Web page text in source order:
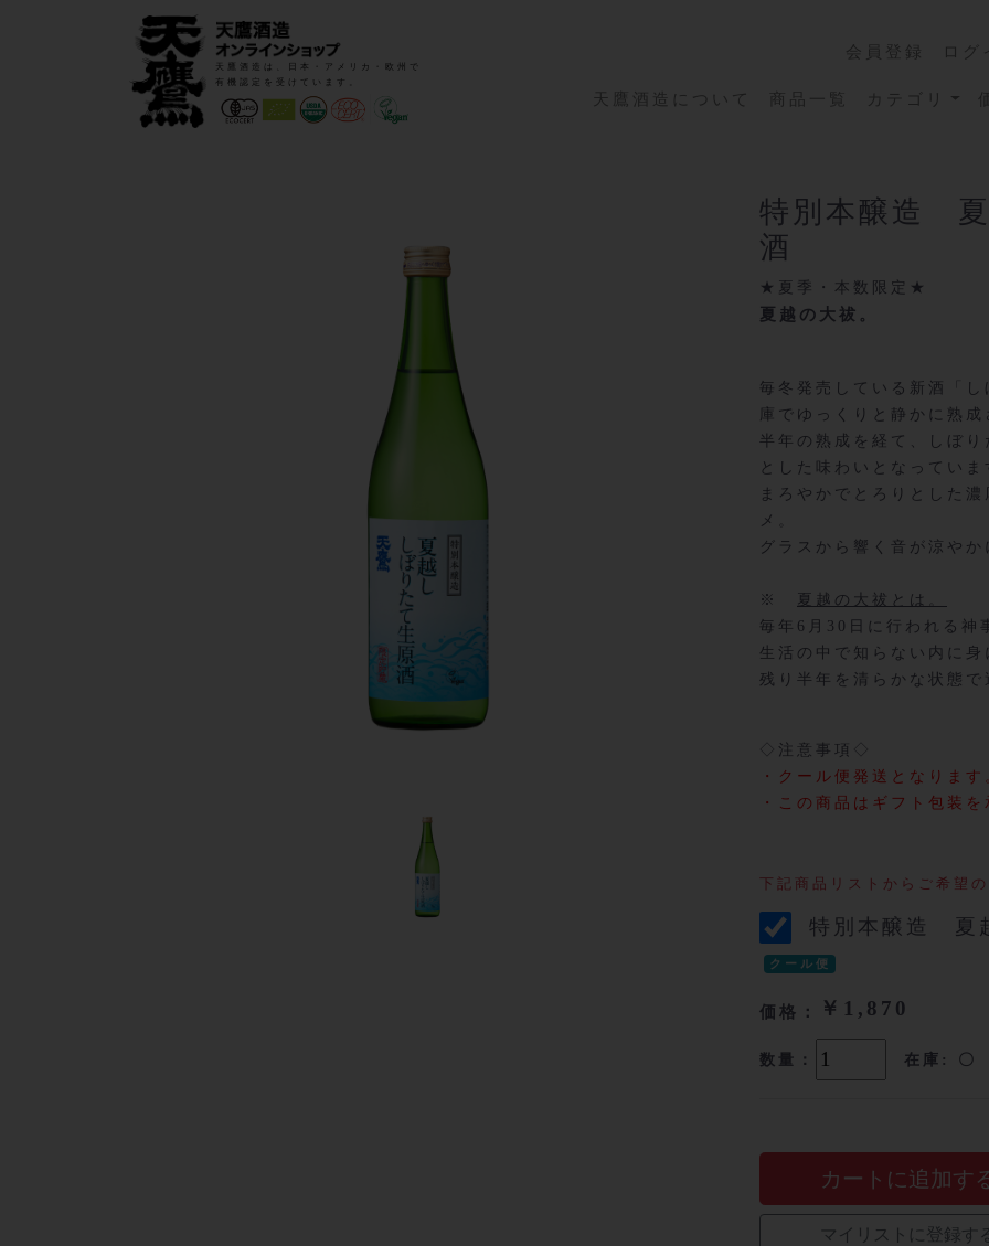
天鷹酒造は、日本・アメリカ・欧州で
有機認定を受けています。
会員登録 ログ
天鷹酒造について 商品一覧 カテゴリ
特別本醸造
酒
★夏季・本数限定★
夏越の大祓。
毎冬発売している新酒「
庫でゆっくりと静かに熟
半年の熟成を経て、しぼ
とした味わいとなっていま
まろやかでとろりとした
メ。
グラスから響く音が涼や
※ 夏越の大祓とは。
毎年6月30日に行われる神
生活の中で知らない内に
残り半年を清らかな状態
◇注意事項◇
・クール便発送となります
・この商品はギフト包装
下記商品リストからご希望
特別本醸造 夏
クール便
価格： ￥1,870
数量： 在庫: 〇
カートに追加す
マイリストに登録す